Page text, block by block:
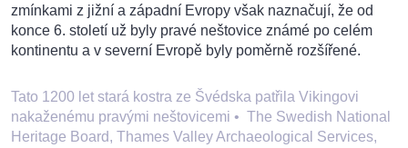
zmínkami z jižní a západní Evropy však naznačují, že od
konce 6. století už byly pravé neštovice známé po celém
kontinentu a v severní Evropě byly poměrně rozšířené.
Tato 1200 let stará kostra ze Švédska patřila Vikingovi
nakaženému pravými neštovicemi •
The Swedish National
Heritage Board, Thames Valley Archaeological Services,